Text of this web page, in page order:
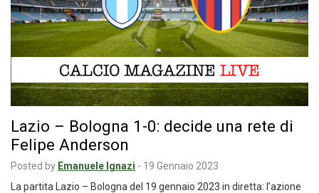
Lazio – Bologna 1-0: decide una rete di
Felipe Anderson
Posted by Emanuele Ignazi - 19 Gennaio 2023
La partita Lazio – Bologna del 19 gennaio 2023 in diretta: l’azione